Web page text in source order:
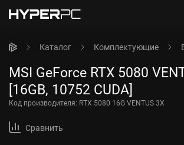
Каталог Комплектующие
MSI GeForce RTX 5080
[16GB, 10752 CUDA]
Код производителя: RTX 5080 16G VENTUS 3X
Сравнить